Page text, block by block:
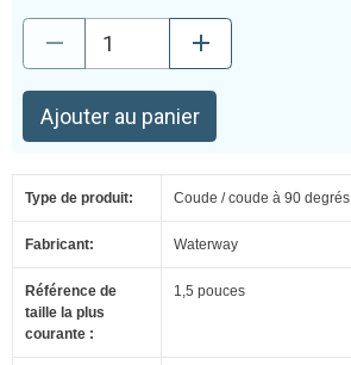
Ajouter au panier
Type de produit: Coude / coude à 90 degrés
Fabricant: Waterway
Référence de
taille la plus
courante :
1,5 pouces